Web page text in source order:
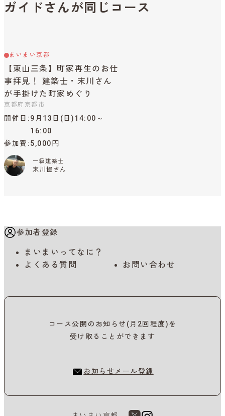
ガイドさんが同じコース
まいまい京都
【東山三条】町家再生のお仕
事拝見！ 建築士・末川さん
が手掛けた町家めぐり
京都府京都市
開催日
9月13日(日)14:00～
16:00
参加費 5,000円
一級建築士
末川協さん
参加者登録
まいまいってなに？
よくある質問
お問い合わせ
コース公開のお知らせ(月2回程度)を
受け取ることができます
お知らせメール登録